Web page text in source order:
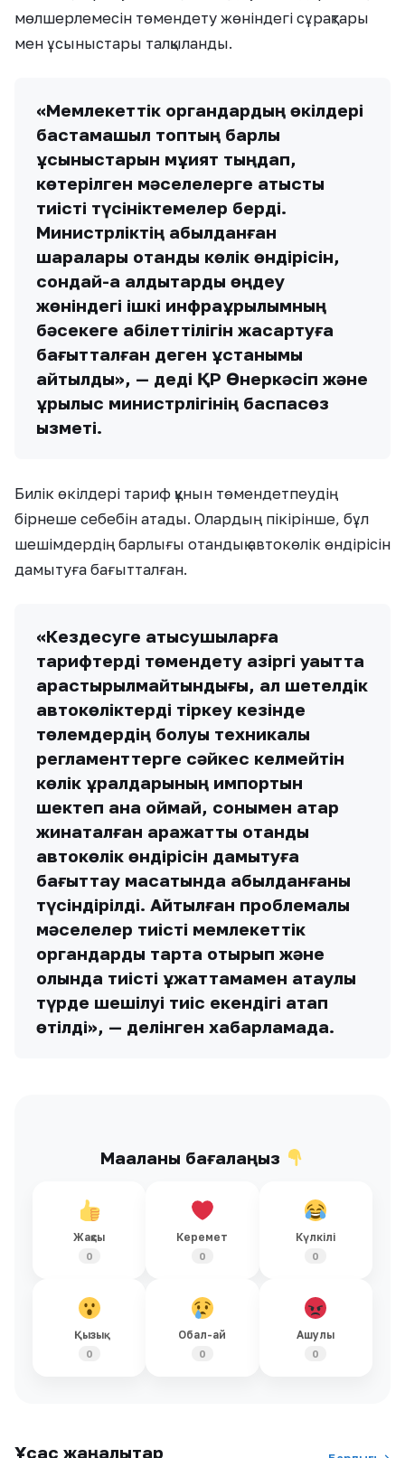
мөлшерлемесін төмендету жөніндегі сұрақтары
мен ұсыныстары талқыланды.
«Мемлекеттік органдардың өкілдері
бастамашыл топтың барлық
ұсыныстарын мұқият тыңдап,
көтерілген мәселелерге қатысты
тиісті түсініктемелер берді.
Министрліктің қабылданған
шаралары отандық көлік өндірісін,
сондай-ақ қалдықтарды өңдеу
жөніндегі ішкі инфрақұрылымның
бәсекеге қабілеттілігін жақсартуға
бағытталған деген ұстанымы
айтылды», — деді ҚР Өнеркәсіп және
құрылыс министрлігінің баспасөз
қызметі.
Билік өкілдері тариф құнын төмендетпеудің
бірнеше себебін атады. Олардың пікірінше, бұл
шешімдердің барлығы отандық автокөлік өндірісін
дамытуға бағытталған.
«Кездесуге қатысушыларға
тарифтерді төмендету қазіргі уақытта
қарастырылмайтындығы, ал шетелдік
автокөліктерді тіркеу кезінде
төлемдердің болуы техникалық
регламенттерге сәйкес келмейтін
көлік құралдарының импортын
шектеп қана қоймай, сонымен қатар
жинақталған қаражатты отандық
автокөлік өндірісін дамытуға
бағыттау мақсатында қабылданғаны
түсіндірілді. Айтылған проблемалық
мәселелер тиісті мемлекеттік
органдарды тарта отырып және
қолында тиісті құжаттамамен атаулы
түрде шешілуі тиіс екендігі атап
өтілді», — делінген хабарламада.
Мақаланы бағалаңыз
Жақсы
0
Керемет
0
Күлкілі
0
Қызық
0
Обал-ай
0
Ашулы
0
Ұқсас жаңалықтар